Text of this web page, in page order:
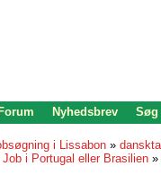
Nyhedsbrev Søg
i Lissabon »
Job i Portugal eller Brasilien »